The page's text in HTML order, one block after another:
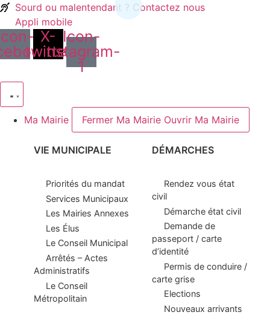
principal
Sourd ou malentendant ? Contactez nous
Appli mobile
X-
twitter
Icon-
instagram-
1
Ma Mairie Fermer Ma Mairie Ouvrir Ma Mairie
VIE MUNICIPALE
Priorités du mandat
Services Municipaux
Les Mairies Annexes
Les Élus
Le Conseil Municipal
Arrêtés – Actes
Administratifs
Le Conseil
Métropolitain
DÉMARCHES
Rendez vous état
civil
Démarche état civil
Demande de
passeport / carte
d’identité
Permis de conduire /
carte grise
Elections
Nouveaux arrivants